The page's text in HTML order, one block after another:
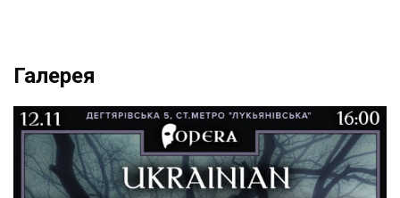
Галерея